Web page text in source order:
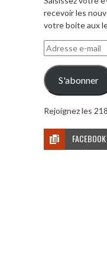
recevoir les
votre boite aux
Adresse
e-
mail
S'abonner
Rejoignez les
FACEBOOK